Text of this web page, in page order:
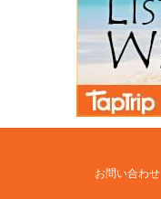
お問い合わせ